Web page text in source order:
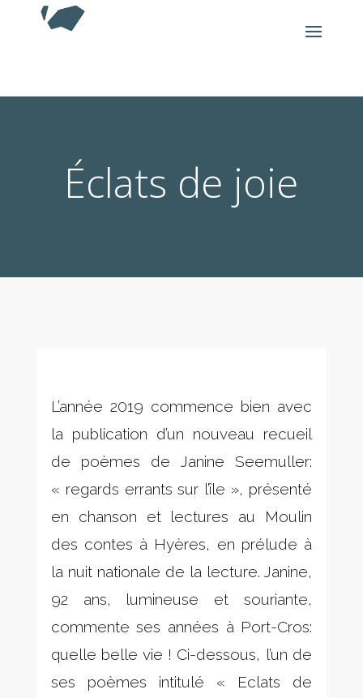
Éclats de joie
L’année 2019 commence bien avec
la publication d’un nouveau recueil
de poèmes de Janine Seemuller:
« regards errants sur l’île », présenté
en chanson et lectures au Moulin
des contes à Hyères, en prélude à
la nuit nationale de la lecture. Janine,
92 ans, lumineuse et souriante,
commente ses années à Port-Cros:
quelle belle vie ! Ci-dessous, l’un de
ses poèmes intitulé « Eclats de